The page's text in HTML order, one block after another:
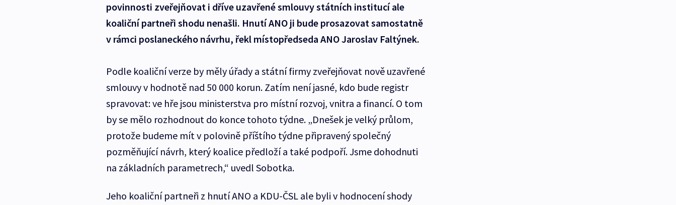
povinnosti zveřejňovat i dříve uzavřené smlouvy státních institucí ale
koaliční partneři shodu nenašli. Hnutí ANO ji bude prosazovat samostatně
v rámci poslaneckého návrhu, řekl místopředseda ANO Jaroslav Faltýnek.
Podle koaliční verze by měly úřady a státní firmy zveřejňovat nově uzavřené
smlouvy v hodnotě nad 50 000 korun. Zatím není jasné, kdo bude registr
spravovat: ve hře jsou ministerstva pro místní rozvoj, vnitra a financí. O tom
by se mělo rozhodnout do konce tohoto týdne. „Dnešek je velký průlom,
protože budeme mít v polovině příštího týdne připravený společný
pozměňující návrh, který koalice předloží a také podpoří. Jsme dohodnuti
na základních parametrech,“ uvedl Sobotka.
Jeho koaliční partneři z hnutí ANO a KDU-ČSL ale byli v hodnocení shody